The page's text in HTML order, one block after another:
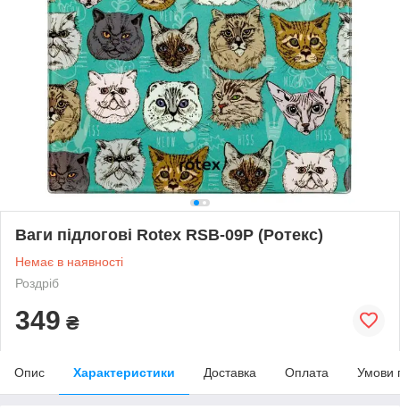
Ваги підлогові Rotex RSB-09P (Ротекс)
Немає в наявності
Роздріб
349 ₴
Опис Характеристики Доставка Оплата Умови